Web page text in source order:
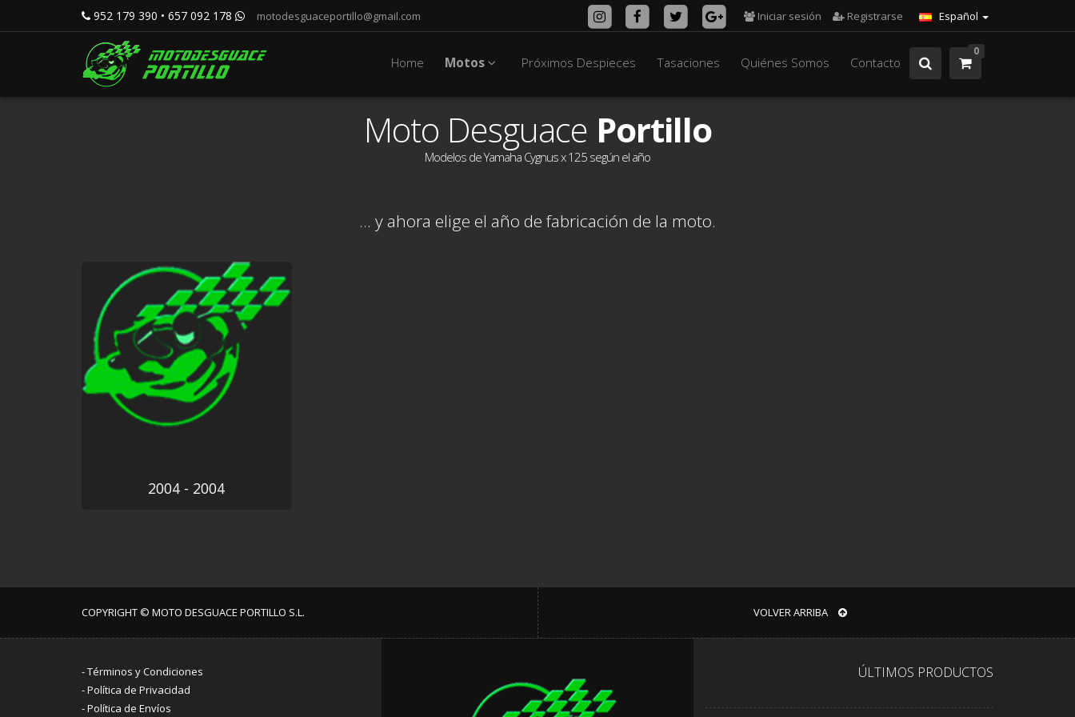
952 179 390 • 657 092 178 motodesguaceportillo@gmail.com Español
Iniciar sesión Registrarse
Home Motos Próximos Despieces Tasaciones Quiénes Somos Contacto
0
Moto Desguace Portillo
Modelos de Yamaha Cygnus x 125 según el año
... y ahora elige el año de fabricación de la moto.
2004 - 2004
COPYRIGHT © MOTO DESGUACE PORTILLO S.L. VOLVER ARRIBA
-Términos y Condiciones
-Política de Privacidad
-Política de Envíos
ÚLTIMOS PRODUCTOS